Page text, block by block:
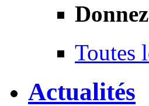
Toutes
Actualités